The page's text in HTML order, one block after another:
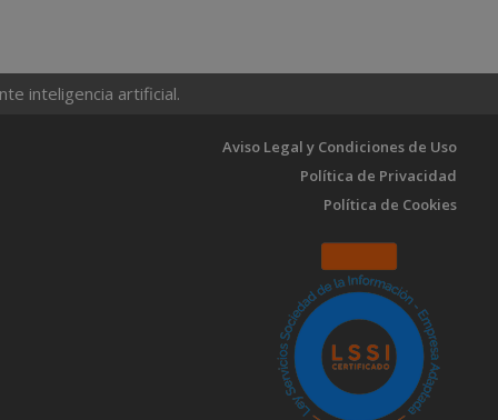
inteligencia artificial.
Aviso Legal y Condiciones de Uso
Política de Privacidad
Política de Cookies